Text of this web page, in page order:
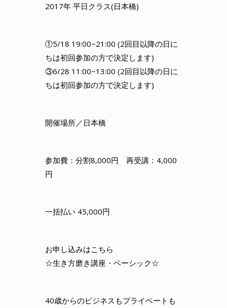
2017年 平日クラス(日本橋)
①5/18 19:00~21:00 (2回目以降の日に
ちは初回参加の方で決定します)
③6/28 11:00~13:00 (2回目以降の日に
ちは初回参加の方で決定します)
開催場所／日本橋
参加費：分割8,000円 再受講：4,000
円
一括払い 45,000円
お申し込みはこちら
☆生き方磨き講座・ベーシック☆
40歳からのビジネスもプライベートも